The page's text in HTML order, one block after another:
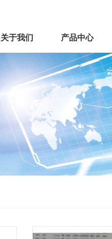
关于我们 产品中心